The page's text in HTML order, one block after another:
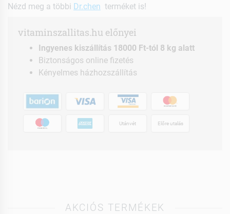
Nézd meg a többi Dr.chen terméket is!
vitaminszallitas.hu előnyei
Ingyenes kiszállítás 18000 Ft-tól 8 kg alatt
Biztonságos online fizetés
Kényelmes házhozszállítás
Utánvét Előre utalás
AKCIÓS TERMÉKEK